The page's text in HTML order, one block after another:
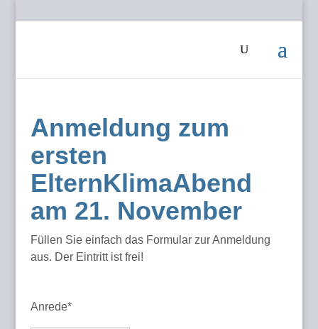
Anmeldung zum
ersten
ElternKlimaAbend
am 21. November
Füllen Sie einfach das Formular zur Anmeldung
aus. Der Eintritt ist frei!
Anrede*